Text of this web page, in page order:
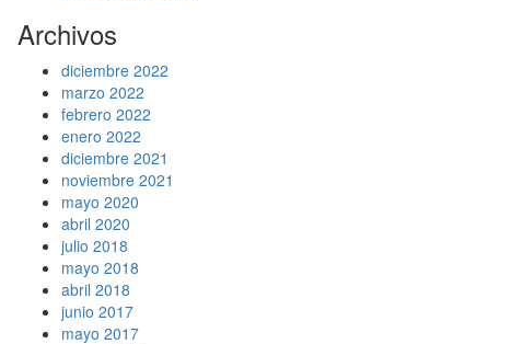
Archivos
diciembre 2022
marzo 2022
febrero 2022
enero 2022
diciembre 2021
noviembre 2021
mayo 2020
abril 2020
julio 2018
mayo 2018
abril 2018
junio 2017
mayo 2017